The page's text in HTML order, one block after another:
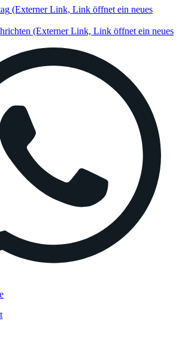
(Externer Link, Link öffnet ein neues
(Externer Link, Link öffnet ein neues